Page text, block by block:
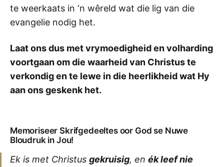
te weerkaats in ‘n wêreld wat die lig van die
evangelie nodig het.
Laat ons dus met vrymoedigheid en volharding
voortgaan om die waarheid van Christus te
verkondig en te lewe in die heerlikheid wat Hy
aan ons geskenk het.
Memoriseer Skrifgedeeltes oor God se Nuwe
Bloudruk in Jou!
Ek is met Christus gekruisig, en ék leef nie